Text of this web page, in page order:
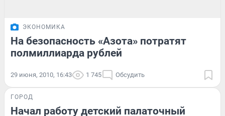
ЭКОНОМИКА
На безопасность «Азота» потратят
полмиллиарда рублей
29 июня, 2010, 16:43 1 745 Обсудить
ГОРОД
Начал работу детский палаточный